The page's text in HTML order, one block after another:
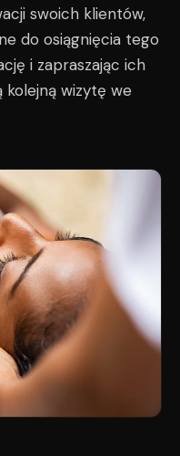
swoich klientów,
do osiągnięcia tego
i zapraszając ich
kolejną wizytę we